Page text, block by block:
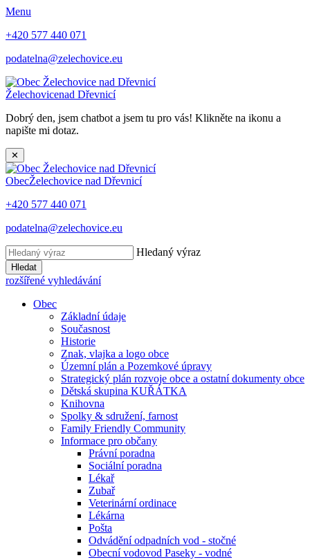
Menu
+420 577 440 071
podatelna@zelechovice.eu
Želechovicenad Dřevnicí
Dobrý den, jsem chatbot a jsem tu pro vás! Klikněte na ikonu a
napište mi dotaz.
✕
ObecŽelechovice nad Dřevnicí
+420 577 440 071
podatelna@zelechovice.eu
Hledaný výraz
Hledat
rozšířené vyhledávání
Obec
Základní údaje
Současnost
Historie
Znak, vlajka a logo obce
Územní plán a Pozemkové úpravy
Strategický plán rozvoje obce a ostatní dokumenty obce
Dětská skupina KUŘÁTKA
Knihovna
Spolky & sdružení, farnost
Family Friendly Community
Informace pro občany
Právní poradna
Sociální poradna
Lékař
Zubař
Veterinární ordinace
Lékárna
Pošta
Odvádění odpadních vod - stočné
Obecní vodovod Paseky - vodné